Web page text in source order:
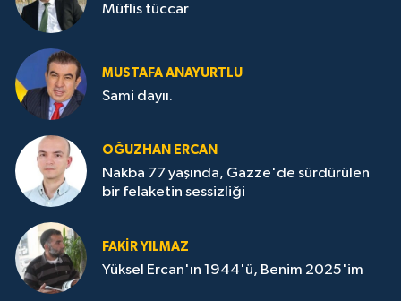
Müflis tüccar
MUSTAFA ANAYURTLU
Sami dayıı.
OĞUZHAN ERCAN
Nakba 77 yaşında, Gazze'de sürdürülen
bir felaketin sessizliği
FAKİR YILMAZ
Yüksel Ercan'ın 1944'ü, Benim 2025'im